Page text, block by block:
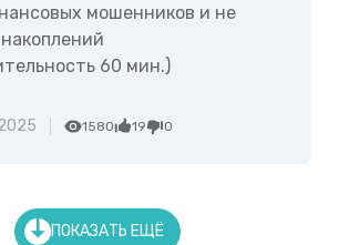
мошенников и не
60 мин.)
1580 19 0
ПОКАЗАТЬ ЕЩЁ